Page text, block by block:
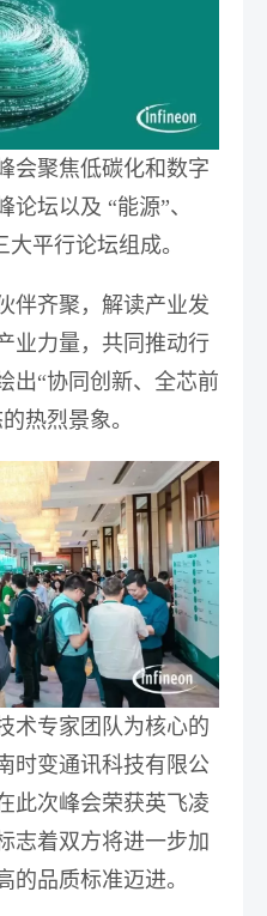
会聚焦低碳化和数字
坛以及 “能源”、
大平行论坛组成。
伴齐聚，解读产业发
业力量，共同推动行
出“协同创新、全芯前
热烈景象。
术专家团队为核心的
时变通讯科技有限公
此次峰会荣获英飞凌
志着双方将进一步加
的品质标准迈进。